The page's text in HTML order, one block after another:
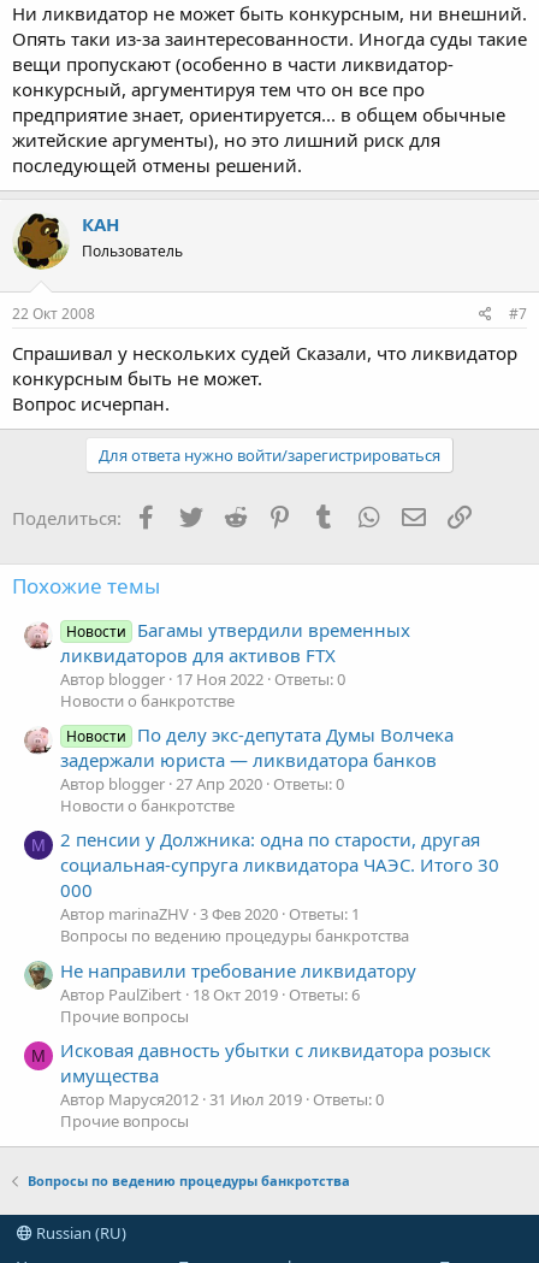
Ни ликвидатор не может быть конкурсным, ни внешний.
Опять таки из-за заинтересованности. Иногда суды такие
вещи пропускают (особенно в части ликвидатор-
конкурсный, аргументируя тем что он все про
предприятие знает, ориентируется... в общем обычные
житейские аргументы), но это лишний риск для
последующей отмены решений.
КАН
Пользователь
22 Окт 2008 #7
Спрашивал у нескольких судей Сказали, что ликвидатор
конкурсным быть не может.
Вопрос исчерпан.
Для ответа нужно войти/зарегистрироваться
Поделиться: Facebook
TwitterReddit PinterestTumblr WhatsApp Ссылка
Похожие темы
Новости
Багамы утвердили временных
ликвидаторов для активов FTX
Автор blogger 17 Ноя 2022 Ответы: 0
Новости о банкротстве
Новости
По делу экс-депутата Думы Волчека
задержали юриста — ликвидатора банков
Автор blogger 27 Апр 2020 Ответы: 0
Новости о банкротстве
M
2 пенсии у Должника: одна по старости, другая
социальная-супруга ликвидатора ЧАЭС. Итого 30
000
Автор marinaZHV 3 Фев 2020 Ответы: 1
Вопросы по ведению процедуры банкротства
Не направили требование ликвидатору
Автор PaulZibert 18 Окт 2019 Ответы: 6
Прочие вопросы
М
Исковая давность убытки с ликвидатора розыск
имущества
Автор Маруся2012 31 Июл 2019 Ответы: 0
Прочие вопросы
Вопросы по ведению процедуры банкротства
Russian (RU)